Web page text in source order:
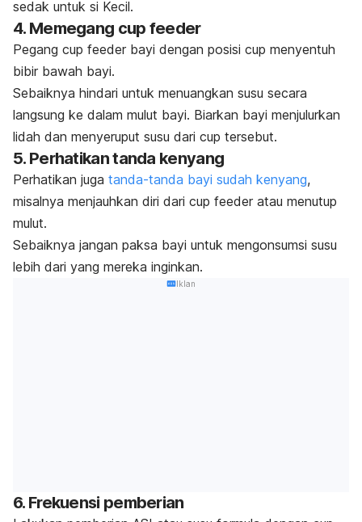
sedak untuk si Kecil.
4. Memegang cup feeder
Pegang cup feeder bayi dengan posisi cup menyentuh
bibir bawah bayi.
Sebaiknya hindari untuk menuangkan susu secara
langsung ke dalam mulut bayi. Biarkan bayi menjulurkan
lidah dan menyeruput susu dari cup tersebut.
5. Perhatikan tanda kenyang
Perhatikan juga tanda-tanda bayi sudah kenyang,
misalnya menjauhkan diri dari cup feeder atau menutup
mulut.
Sebaiknya jangan paksa bayi untuk mengonsumsi susu
lebih dari yang mereka inginkan.
Iklan
6. Frekuensi pemberian